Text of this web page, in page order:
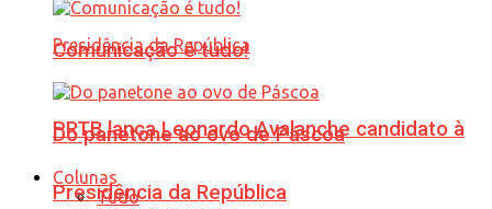
PRTB lança Leonardo Avalanche candidato à
Presidência da República
Comunicação é tudo!
Do panetone ao ovo de Páscoa
Colunas
Tudo